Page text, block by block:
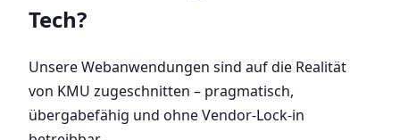
Tech?
Unsere Webanwendungen sind auf die Realität
von KMU zugeschnitten – pragmatisch,
übergabefähig und ohne Vendor-Lock-in